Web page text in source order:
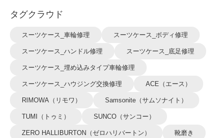
タグクラウド
スーツケース_車輪修理 スーツケース_ボディ修理
スーツケース_ハンドル修理 スーツケース_底足修理
スーツケース_埋め込みタイプ車輪修理
スーツケース_ハウジング交換修理 ACE（エース）
RIMOWA（リモワ） Samsonite（サムソナイト）
TUMI（トゥミ） SUNCO（サンコー）
ZERO HALLIBURTON（ゼロハリバートン） 靴磨き